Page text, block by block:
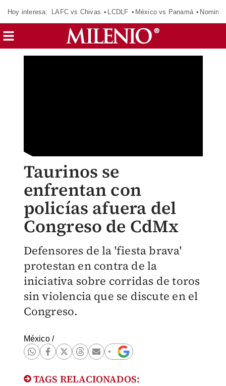
Hoy interesa: LAFC vs Chivas LCDLF México vs Panamá
Taurinos se
enfrentan con
policías afuera del
Congreso de CdMx
Defensores de la 'fiesta brava'
protestan en contra de la
iniciativa sobre corridas de toros
sin violencia que se discute en el
Congreso.
México/
TAGS RELACIONADOS: